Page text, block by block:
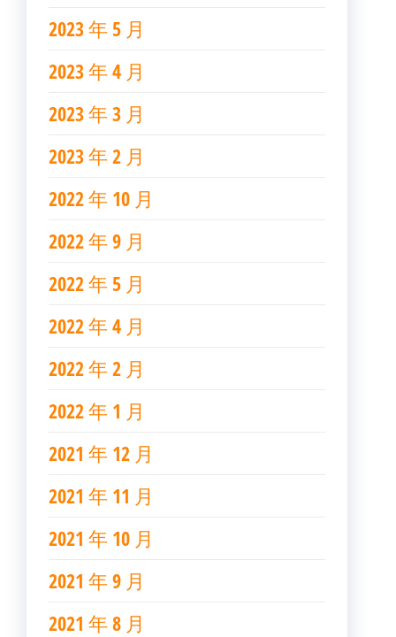
2023 年 5 月
2023 年 4 月
2023 年 3 月
2023 年 2 月
2022 年 10 月
2022 年 9 月
2022 年 5 月
2022 年 4 月
2022 年 2 月
2022 年 1 月
2021 年 12 月
2021 年 11 月
2021 年 10 月
2021 年 9 月
2021 年 8 月